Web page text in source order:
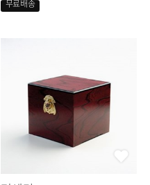
무료배송